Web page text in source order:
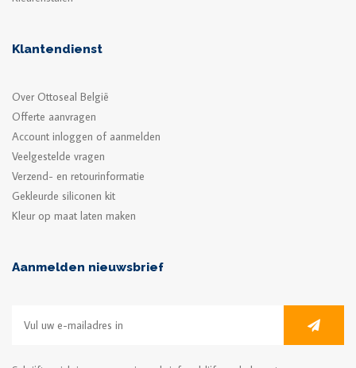
Klantendienst
Over Ottoseal België
Offerte aanvragen
Account inloggen of aanmelden
Veelgestelde vragen
Verzend- en retourinformatie
Gekleurde siliconen kit
Kleur op maat laten maken
Aanmelden nieuwsbrief